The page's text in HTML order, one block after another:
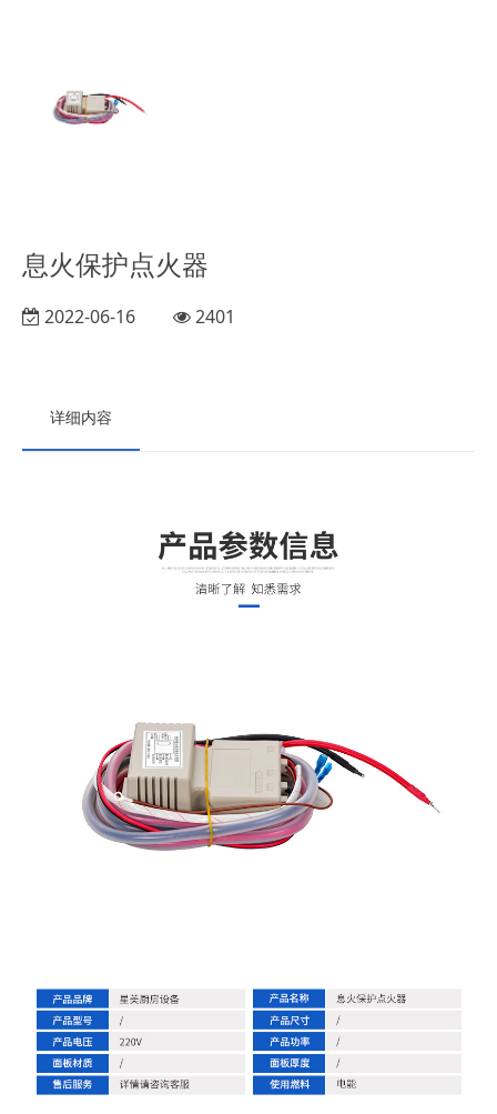
息火保护点火器
2022-06-16 2401
详细内容